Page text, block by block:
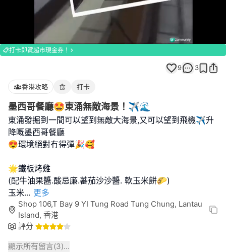
100.00%
打卡即賞超市現金券！
9 3
香港攻略 食 打卡
墨西哥餐廳🤩東涌無敵海景！✈️🌊
東涌發掘到一間可以望到無敵大海景,又可以望到飛機✈️升
降嘅墨西哥餐廳
😍環境絕對冇得彈🎉🥰
🌟鐵板烤雞
(配牛油果醬.酸忌廉.蕃茄沙沙醬. 軟玉米餅🌮)
玉米... 更多
Shop 106,T Bay 9 YI Tung Road Tung Chung, Lantau
Island, 香港
評分
顯示所有留言(3)...